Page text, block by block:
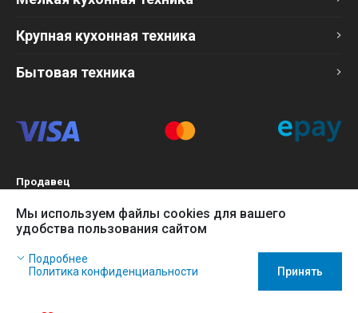
Крупная кухонная техника
Бытовая техника
Продавец
БИН 120140015907
Более подробно см. раздел Оферта
Мы используем файлы cookies для вашего
удобства пользования сайтом
Наш сайт использует файлы cookies, чтобы Вы могли
заказать товар в интернет-магазине и позволяет нам
Подробнее
Политика конфиденциальности
Принять